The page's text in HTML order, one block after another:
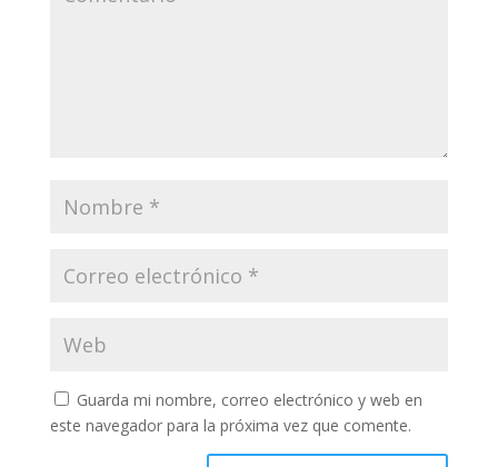
Guarda mi nombre, correo electrónico y web en
este navegador para la próxima vez que comente.